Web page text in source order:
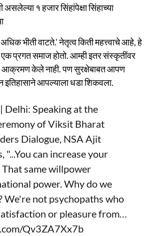
असलेल्या १ हजार सिंहांपेक्षा सिंहाच्या
भीती वाटते.' नेतृत्व किती महत्त्वाचे आहे, हे
प्रगत समाज होतो. आम्ही इतर संस्कृतींवर
आक्रमण केले नाही. पण सुरक्षेबाबत आपण
इतिहासाने आपल्याला धडा शिकवला.
| Delhi: Speaking at the
of Viksit Bharat
Dialogue, NSA Ajit
"...You can increase your
same willpower
power. Why do we
We're not psychopaths who
or pleasure from…
Qv3ZA7Xx7b